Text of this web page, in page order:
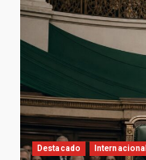
Destacado Internacional